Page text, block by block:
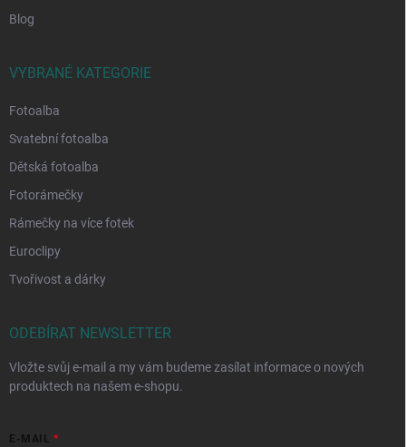
Blog
VYBRANÉ KATEGORIE
Fotoalba
Svatební fotoalba
Dětská fotoalba
Fotorámečky
Rámečky na více fotek
Euroclipy
Tvořivost a dárky
ODEBÍRAT NEWSLETTER
Vložte svůj e-mail a my vám budeme zasílat informace o nových
produktech na našem e-shopu.
E-MAIL